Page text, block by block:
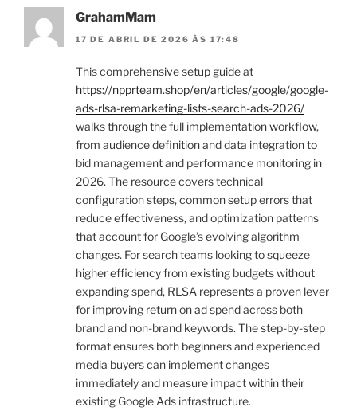
GrahamMam
17 DE ABRIL DE 2026 ÀS 17:48
This comprehensive setup guide at
https://npprteam.shop/en/articles/google/google-
ads-rlsa-remarketing-lists-search-ads-2026/
walks through the full implementation workflow,
from audience definition and data integration to
bid management and performance monitoring in
2026. The resource covers technical
configuration steps, common setup errors that
reduce effectiveness, and optimization patterns
that account for Google’s evolving algorithm
changes. For search teams looking to squeeze
higher efficiency from existing budgets without
expanding spend, RLSA represents a proven lever
for improving return on ad spend across both
brand and non-brand keywords. The step-by-step
format ensures both beginners and experienced
media buyers can implement changes
immediately and measure impact within their
existing Google Ads infrastructure.